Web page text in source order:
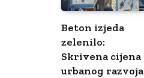
Beton izjeda
zelenilo:
Skrivena cijena
urbanog razvoja